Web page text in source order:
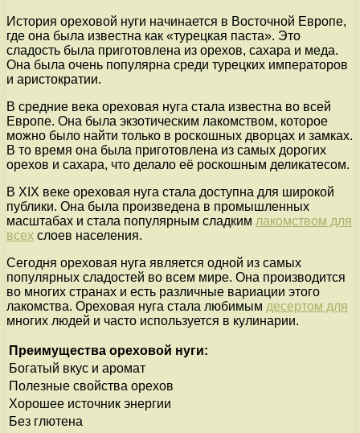
История ореховой нуги начинается в Восточной Европе,
где она была известна как «турецкая паста». Это
сладость была приготовлена из орехов, сахара и меда.
Она была очень популярна среди турецких императоров
и аристократии.
В средние века ореховая нуга стала известна во всей
Европе. Она была экзотическим лакомством, которое
можно было найти только в роскошных дворцах и замках.
В то время она была приготовлена из самых дорогих
орехов и сахара, что делало её роскошным деликатесом.
В XIX веке ореховая нуга стала доступна для широкой
публики. Она была произведена в промышленных
масштабах и стала популярным сладким лакомством для
всех слоев населения.
Сегодня ореховая нуга является одной из самых
популярных сладостей во всем мире. Она производится
во многих странах и есть различные вариации этого
лакомства. Ореховая нуга стала любимым десертом для
многих людей и часто используется в кулинарии.
Преимущества ореховой нуги:
Богатый вкус и аромат
Полезные свойства орехов
Хорошее источник энергии
Без глютена